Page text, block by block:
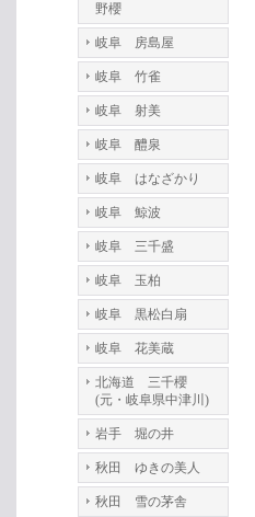
野櫻
岐阜 房島屋
岐阜 竹雀
岐阜 射美
岐阜 醴泉
岐阜 はなざかり
岐阜 鯨波
岐阜 三千盛
岐阜 玉柏
岐阜 黒松白扇
岐阜 花美蔵
北海道 三千櫻
(元・岐阜県中津川)
岩手 堀の井
秋田 ゆきの美人
秋田 雪の茅舎